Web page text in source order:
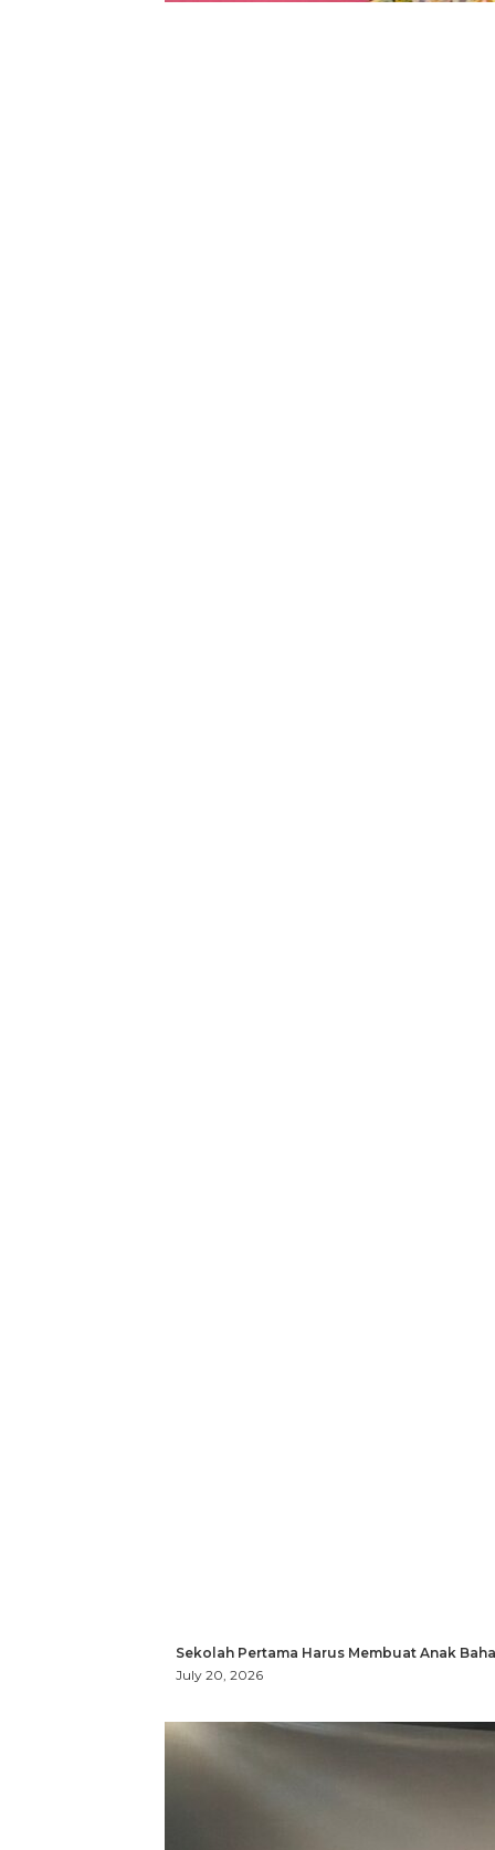
Sekolah Pertama Harus Membuat Anak
July 20, 2026